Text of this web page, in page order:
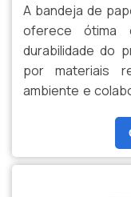
A bandeja de
oferece ótima
durabilidade do
por materiais
ambiente e
organização
consiga separar
as bandejas são